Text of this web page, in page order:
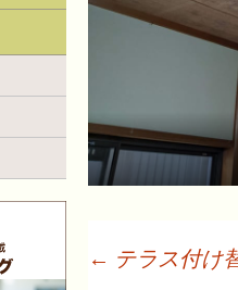
← テラス付け